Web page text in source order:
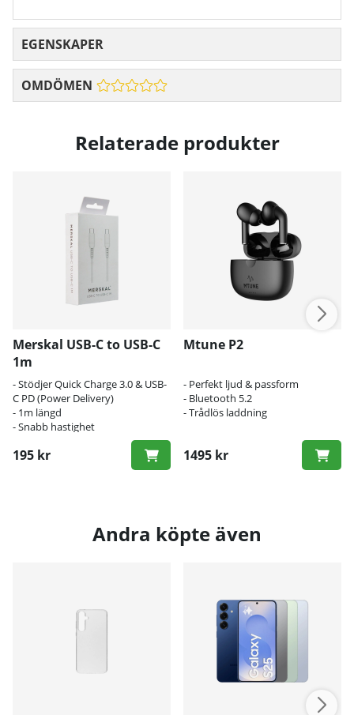
EGENSKAPER
OMDÖMEN
Relaterade produkter
Merskal USB-C to USB-C
1m
- Stödjer Quick Charge 3.0 & USB-
C PD (Power Delivery)
- 1m längd
- Snabb hastighet
195 kr
Mtune P2
- Perfekt ljud & passform
- Bluetooth 5.2
- Trådlös laddning
1495 kr
Andra köpte även